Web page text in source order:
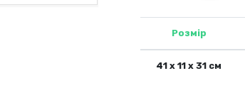
Розмір
41 х 11 х 31 см